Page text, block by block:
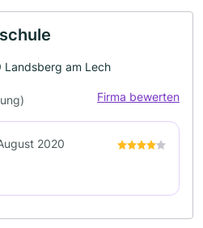
am Lech
Firma bewerten
2020